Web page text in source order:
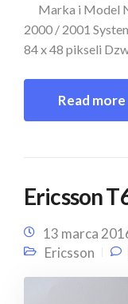
Marka i Model
2000 / 2001
84 x 48 pikseli
Read more
Ericsson
13 marca
Ericsson